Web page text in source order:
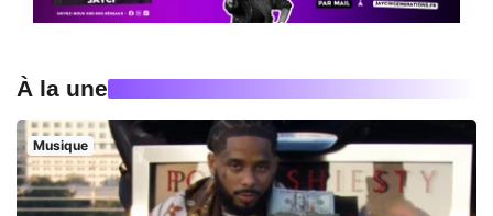
À la une
Musique